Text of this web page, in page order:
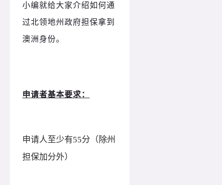
小编就给大家介绍如何通
过北领地州政府担保拿到
澳洲身份。
申请者基本要求：
申请人至少有55分（除州
担保加分外）